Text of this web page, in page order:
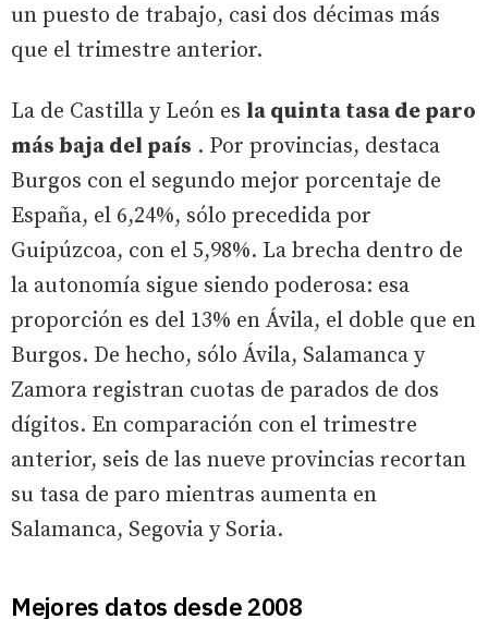
un puesto de trabajo, casi dos décimas más
que el trimestre anterior.
La de Castilla y León es la quinta tasa de paro
más baja del país . Por provincias, destaca
Burgos con el segundo mejor porcentaje de
España, el 6,24%, sólo precedida por
Guipúzcoa, con el 5,98%. La brecha dentro de
la autonomía sigue siendo poderosa: esa
proporción es del 13% en Ávila, el doble que en
Burgos. De hecho, sólo Ávila, Salamanca y
Zamora registran cuotas de parados de dos
dígitos. En comparación con el trimestre
anterior, seis de las nueve provincias recortan
su tasa de paro mientras aumenta en
Salamanca, Segovia y Soria.
Mejores datos desde 2008